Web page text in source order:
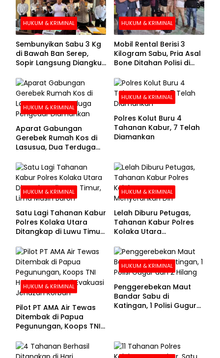
HUKUM & KRIMINAL
Sembunyikan Sabu 3 Kg
di Bawah Ban Serep,
Sopir Langsung Diangkut
HUKUM & KRIMINAL
Mobil Rental Berisi 3
Kilogram Sabu, Pria Asal
Bone Ditahan Polisi di
HUKUM & KRIMINAL
Aparat Gabungan
Gerebek Rumah Kos di
Lasusua, Dua Terduga
HUKUM & KRIMINAL
Polres Kolut Buru 4
Tahanan Kabur, 7 Telah
Diamankan
HUKUM & KRIMINAL
Satu Lagi Tahanan Kabur
Polres Kolaka Utara
Ditangkap di Luwu Timur,
HUKUM & KRIMINAL
Lelah Diburu Petugas,
Tahanan Kabur Polres
Kolaka Utara
HUKUM & KRIMINAL
Pilot PT AMA Air Tewas
Ditembak di Papua
Pegunungan, Koops TNI
Evakuasi Jenazah
Korban
HUKUM & KRIMINAL
Penggerebekan Maut
Bandar Sabu di
Katingan, 1 Polisi Gugur